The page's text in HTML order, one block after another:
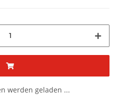
werden geladen ...